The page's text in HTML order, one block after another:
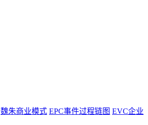
魏朱商业模式 EPC事件过程链图 EVC企业